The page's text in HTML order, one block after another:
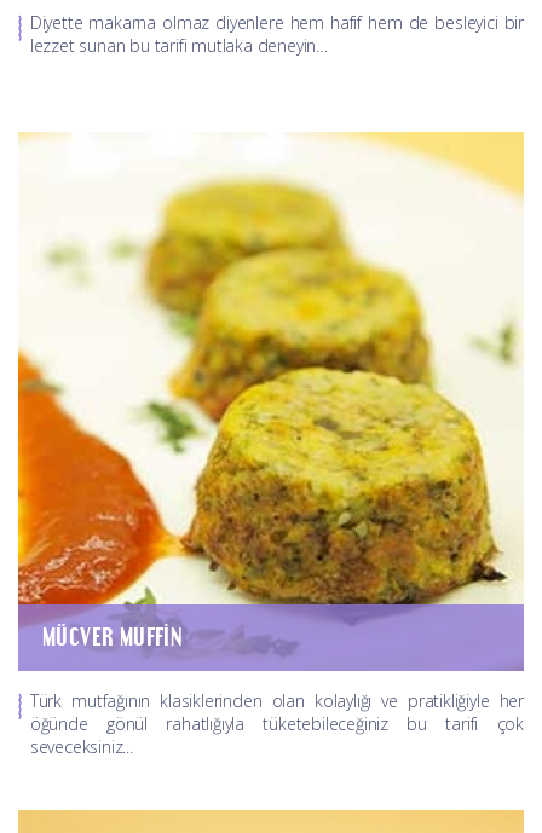
Diyette makarna olmaz diyenlere hem hafif hem de besleyici bir
lezzet sunan bu tarifi mutlaka deneyin…
MÜCVER MUFFIN
Türk mutfağının klasiklerinden olan kolaylığı ve pratikliğiyle her
öğünde gönül rahatlığıyla tüketebileceğiniz bu tarifi çok
seveceksiniz...